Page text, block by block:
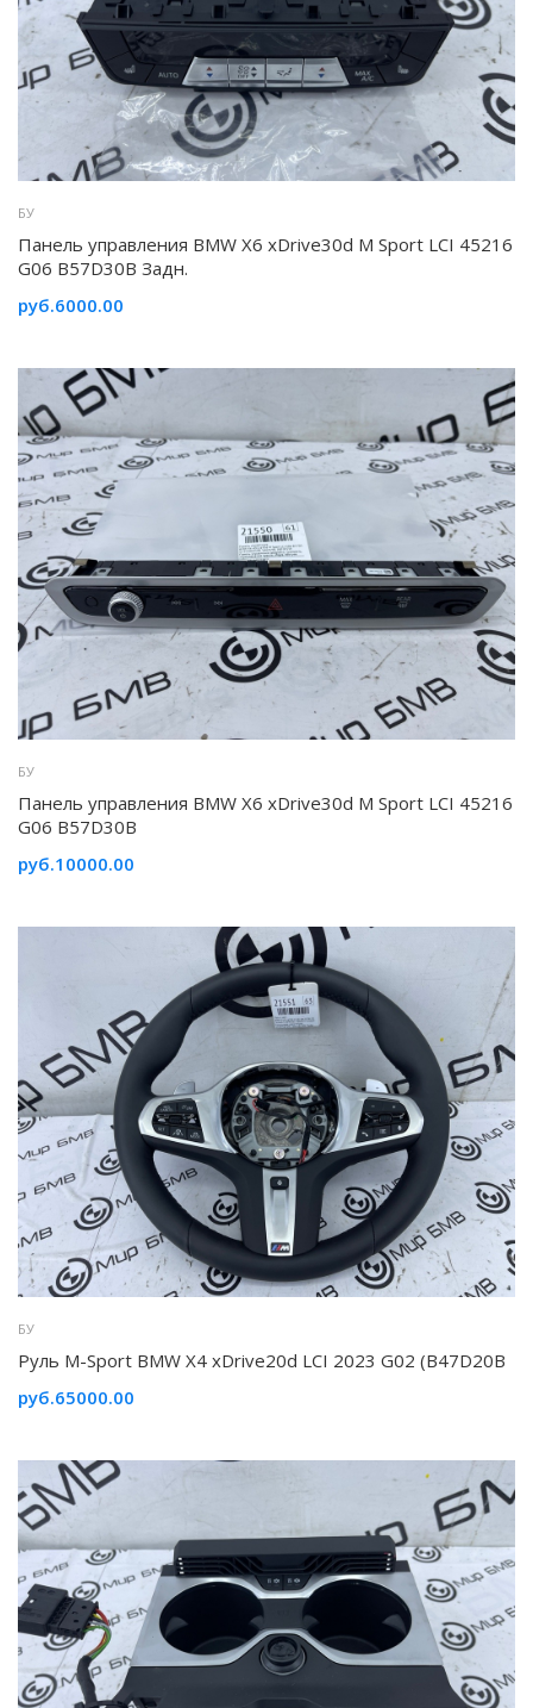
БУ
Панель управления BMW X6 xDrive30d M Sport LCI 45216
G06 B57D30B Задн.
руб.6000.00
БУ
Панель управления BMW X6 xDrive30d M Sport LCI 45216
G06 B57D30B
руб.10000.00
БУ
Руль M-Sport BMW X4 xDrive20d LCI 2023 G02 (B47D20B
руб.65000.00